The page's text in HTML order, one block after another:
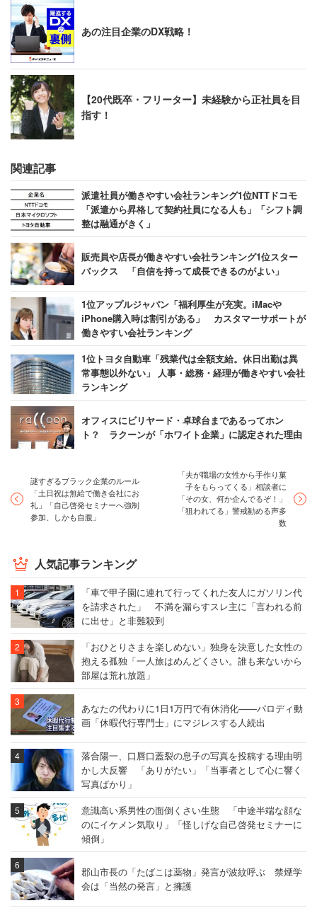
日本郵便
全国約2万4000の郵便局を通じて郵便配達やゆうパック、
ゆうメールなどの運送サービスなどを展開する「日本郵
便」。1日8時間の1週40時間労働、4週8休制が原則となっ
ており、年次有給休暇や夏期・冬期休暇、結婚休暇、病気
宿泊割引や社宅といった福利厚生も充実し、社員持株会な
ども完備。また、育児・介護の両立支援にも積極的で、法
定を上回る休業制度や保育料の補助制度など、日本郵政グ
ループ全体で女性の活躍推進に取り組んでいる。
「定時上がりが基本だった。残業は強要されない。
残業する場合は上長の許可が必要で残業が必要な場
合は上長から聞きに来てくれた。休日出勤はある
が、振替休日がしっかりと貰える。有休が取得しや
すいこともあり、プライベートはかなり充実してい
る」
（物流サービス／20代前半男性／年収300万円／
2016年度）
5位：JALスカイ
～JALグループの手厚い福利厚生を完備、やりがいも高め
JALスカイ
JALグループ便やJALが受託する外国航空会社便の搭乗手
続き業務をはじめとする旅客サービスと、安全運航を支援
するステーションオペレーション業務を担う「JALスカ
イ」。各職場にWellnessリーダーを配置するなど健康経営
に力を入れている。
JALグループ便のハンドリング経験を持つ退職者のスムー
ズな再就業を可能にするジョブリターン制度や育児・介護
のための短時間勤務といった制度も整備している。また、
福利厚生では入社から一定期間後にJALの国内線・国際線
などの無償搭乗資格が付与される、JALスタッフトラベル
制度も完備している。
あの注目企業のDX戦略！
【20代既卒・フリーター】未経験から正社員を目
指す！
関連記事
派遣社員が働きやすい会社ランキング1位NTTドコモ
「派遣から昇格して契約社員になる人も」「シフト調
整は融通がきく」
販売員や店長が働きやすい会社ランキング1位スター
バックス 「自信を持って成長できるのがよい」
1位アップルジャパン「福利厚生が充実。iMacや
iPhone購入時は割引がある」 カスタマーサポートが
働きやすい会社ランキング
1位トヨタ自動車「残業代は全額支給。休日出勤は異
常事態以外ない」 人事・総務・経理が働きやすい会社
ランキング
オフィスにビリヤード・卓球台まであるってホン
ト？ ラクーンが「ホワイト企業」に認定された理由
謎すぎるブラック企業のルール
「土日祝は無給で働き会社にお
礼」「自己啓発セミナーへ強制
参加、しかも自腹」
「夫が職場の女性から手作り菓
子をもらってくる」相談者に
「その女、何か企んでるぞ！」
「狙われてる」警戒勧める声多
数
人気記事ランキング
「車で甲子園に連れて行ってくれた友人にガソリン代
を請求された」 不満を漏らすスレ主に「言われる前
に出せ」と非難殺到
「おひとりさまを楽しめない」独身を決意した女性の
抱える孤独「一人旅はめんどくさい。誰も来ないから
部屋は荒れ放題」
あなたの代わりに1日1万円で有休消化――パロディ動
画「休暇代行専門士」にマジレスする人続出
落合陽一、口唇口蓋裂の息子の写真を投稿する理由明
かし大反響 「ありがたい」「当事者として心に響く
写真ばかり」
意識高い系男性の面倒くさい生態 「中途半端な顔な
のにイケメン気取り」「怪しげな自己啓発セミナーに
傾倒」
郡山市長の「たばこは薬物」発言が波紋呼ぶ 禁煙学
会は「当然の発言」と擁護